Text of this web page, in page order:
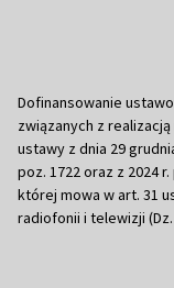
Dofinansowanie
związanych z
ustawy z dnia 29
poz. 1722 oraz z 2024
której mowa w art. 31
radiofonii i telewizji (Dz.